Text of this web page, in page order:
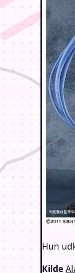
Hun
Kilde